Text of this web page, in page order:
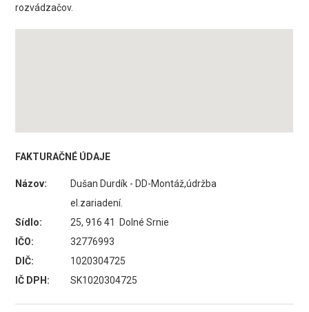
rozvádzačov.
FAKTURAČNÉ ÚDAJE
Názov:
Dušan Durdík - DD-Montáž,údržba
el.zariadení.
Sídlo:
25, 916 41 Dolné Srnie
IČO:
32776993
DIČ:
1020304725
IČ DPH:
SK1020304725